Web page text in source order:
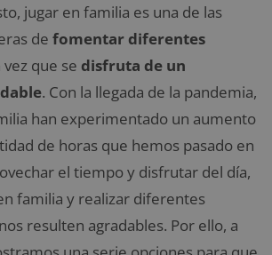
jugar en familia es una de las
de fomentar diferentes
vez que se disfruta de un
. Con la llegada de la pandemia,
han experimentado un aumento
de horas que hemos pasado en
el tiempo y disfrutar del día,
familia y realizar diferentes
resulten agradables. Por ello, a